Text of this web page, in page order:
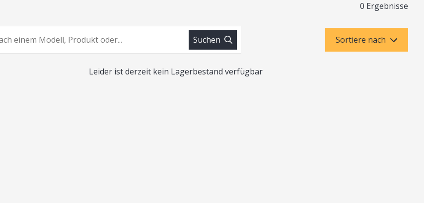
0 Ergebnisse
Suchen Sortiere nach
Leider ist derzeit kein Lagerbestand verfügbar